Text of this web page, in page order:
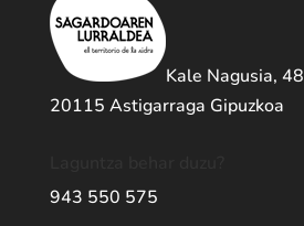
Kale Nagusia, 48
20115 Astigarraga Gipuzkoa
943 550 575